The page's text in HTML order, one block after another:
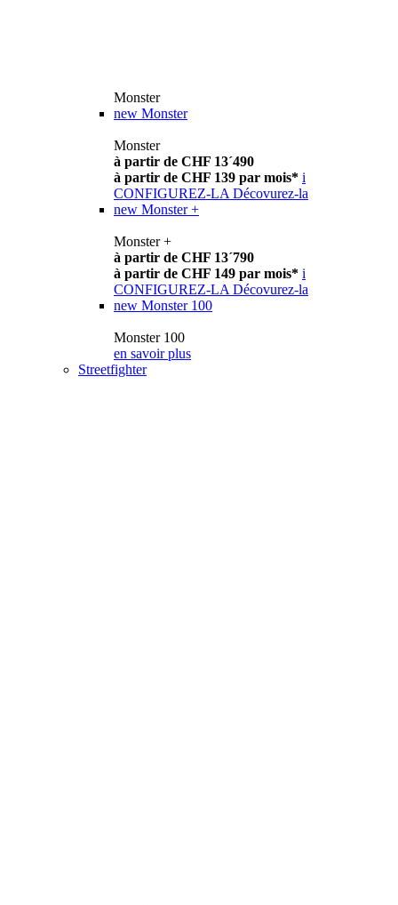
Monster
new Monster
Monster
à partir de CHF 13´490
à partir de CHF 139 par mois* i
CONFIGUREZ-LA Décovurez-la
new Monster +
Monster +
à partir de CHF 13´790
à partir de CHF 149 par mois* i
CONFIGUREZ-LA Décovurez-la
new Monster 100
Monster 100
en savoir plus
Streetfighter